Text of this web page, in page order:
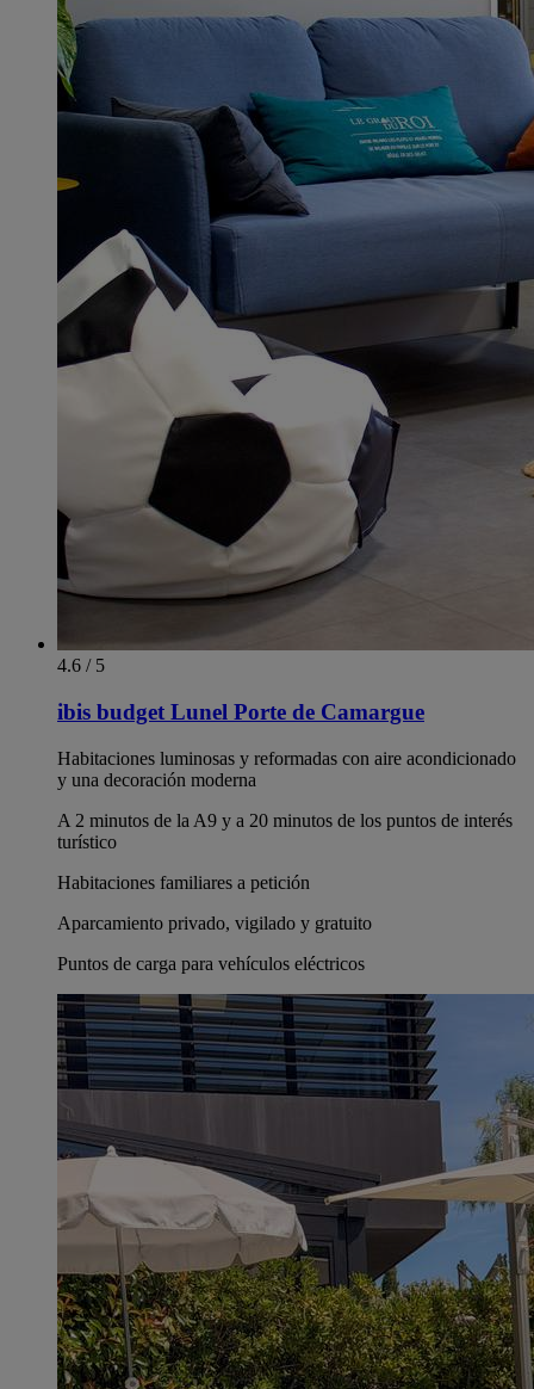
4.6 / 5
ibis budget Lunel Porte de Camargue
Habitaciones luminosas y reformadas con aire acondicionado
y una decoración moderna
A 2 minutos de la A9 y a 20 minutos de los puntos de interés
turístico
Habitaciones familiares a petición
Aparcamiento privado, vigilado y gratuito
Puntos de carga para vehículos eléctricos